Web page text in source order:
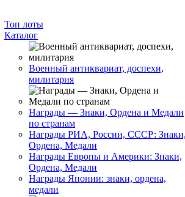
Топ лоты
Каталог
Военный антиквариат, доспехи,
милитария
Награды — Знаки, Ордена и Медали
по странам
Награды РИА, России, СССР:
Ордена, Медали
Награды Европы и Америки: Знаки,
Ордена, Медали
Награды Японии: знаки, ордена,
медали